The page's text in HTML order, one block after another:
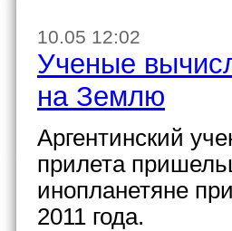
10.05 12:02
Ученые
на Землю
Аргентинский
прилета
инопланетяне
2011 года.